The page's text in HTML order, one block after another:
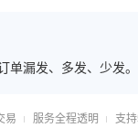
单漏发、多发、少发
易 服务全程透明 支